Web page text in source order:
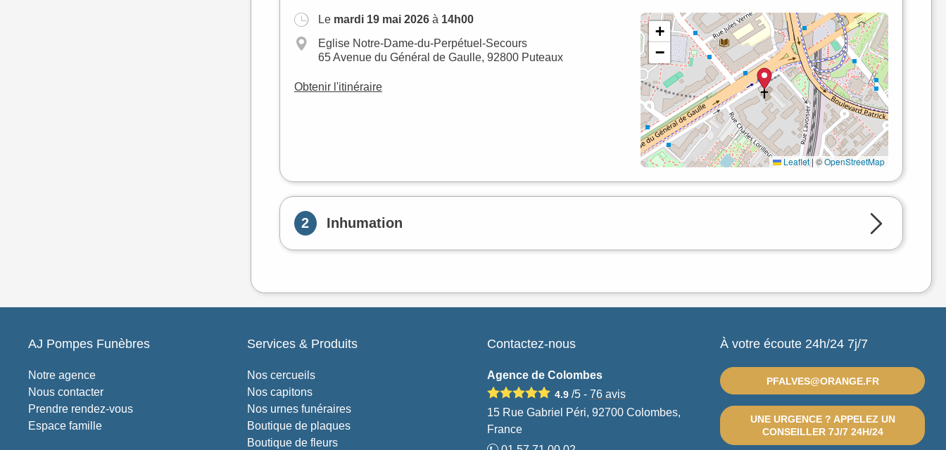
Le mardi 19 mai 2026 à 14h00
Eglise Notre-Dame-du-Perpétuel-Secours
65 Avenue du Général de Gaulle, 92800 Puteaux
Obtenir l'itinéraire
+
−
Leaflet | ©OpenStreetMap
2 Inhumation
AJ Pompes Funèbres
Notre agence
Nous contacter
Prendre rendez-vous
Espace famille
Services & Produits
Nos cercueils
Nos capitons
Nos urnes funéraires
Boutique de plaques
Boutique de fleurs
Contactez-nous
Agence de Colombes
4.9 /5 - 76 avis
15 Rue Gabriel Péri, 92700 Colombes,
France
À votre écoute 24h/24 7j/7
PFALVES@ORANGE.FR
UNE URGENCE ? APPELEZ UN
CONSEILLER 7J/7 24H/24